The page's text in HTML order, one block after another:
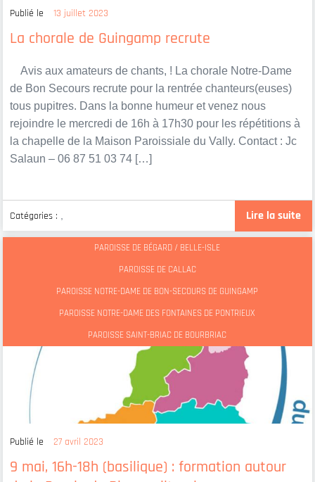
La chorale de Guingamp recrute
Publié le 13 juillet 2023
Avis aux amateurs de chants, ! La chorale Notre-Dame
de Bon Secours recrute pour la rentrée chanteurs(euses)
tous pupitres. Dans la bonne humeur et venez nous
rejoindre le mercredi de 16h à 17h30 pour les répétitions à
la chapelle de la Maison Paroissiale du Vally. Contact : Jc
Salaun – 06 87 51 03 74 […]
Lire la suite
Catégories : ,
PAROISSE DE BÉGARD / BELLE-ISLE
PAROISSE DE CALLAC
PAROISSE NOTRE-DAME DE BON-SECOURS DE GUINGAMP
PAROISSE NOTRE-DAME DES FONTAINES DE PONTRIEUX
PAROISSE SAINT-BRIAC DE BOURBRIAC
9 mai, 16h-18h (basilique) : formation autour
Publié le 27 avril 2023